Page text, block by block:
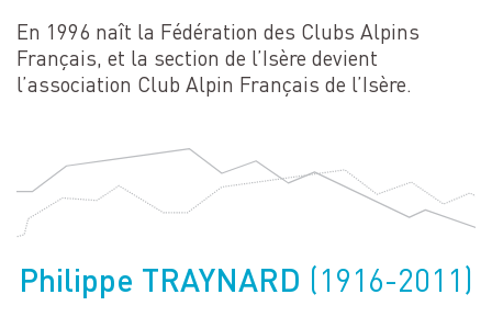
En 1996 naît la Fédération des Clubs Alpins
Français, et la section de l’Isère devient
l’association Club Alpin Français de l’Isère.
Philippe TRAYNARD (1916-2011)